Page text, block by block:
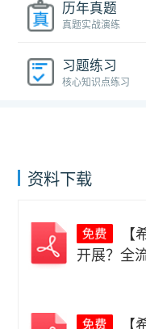
历年真题
真题实战演练
习题练习
核心知识点练习
资料下载
开展？全